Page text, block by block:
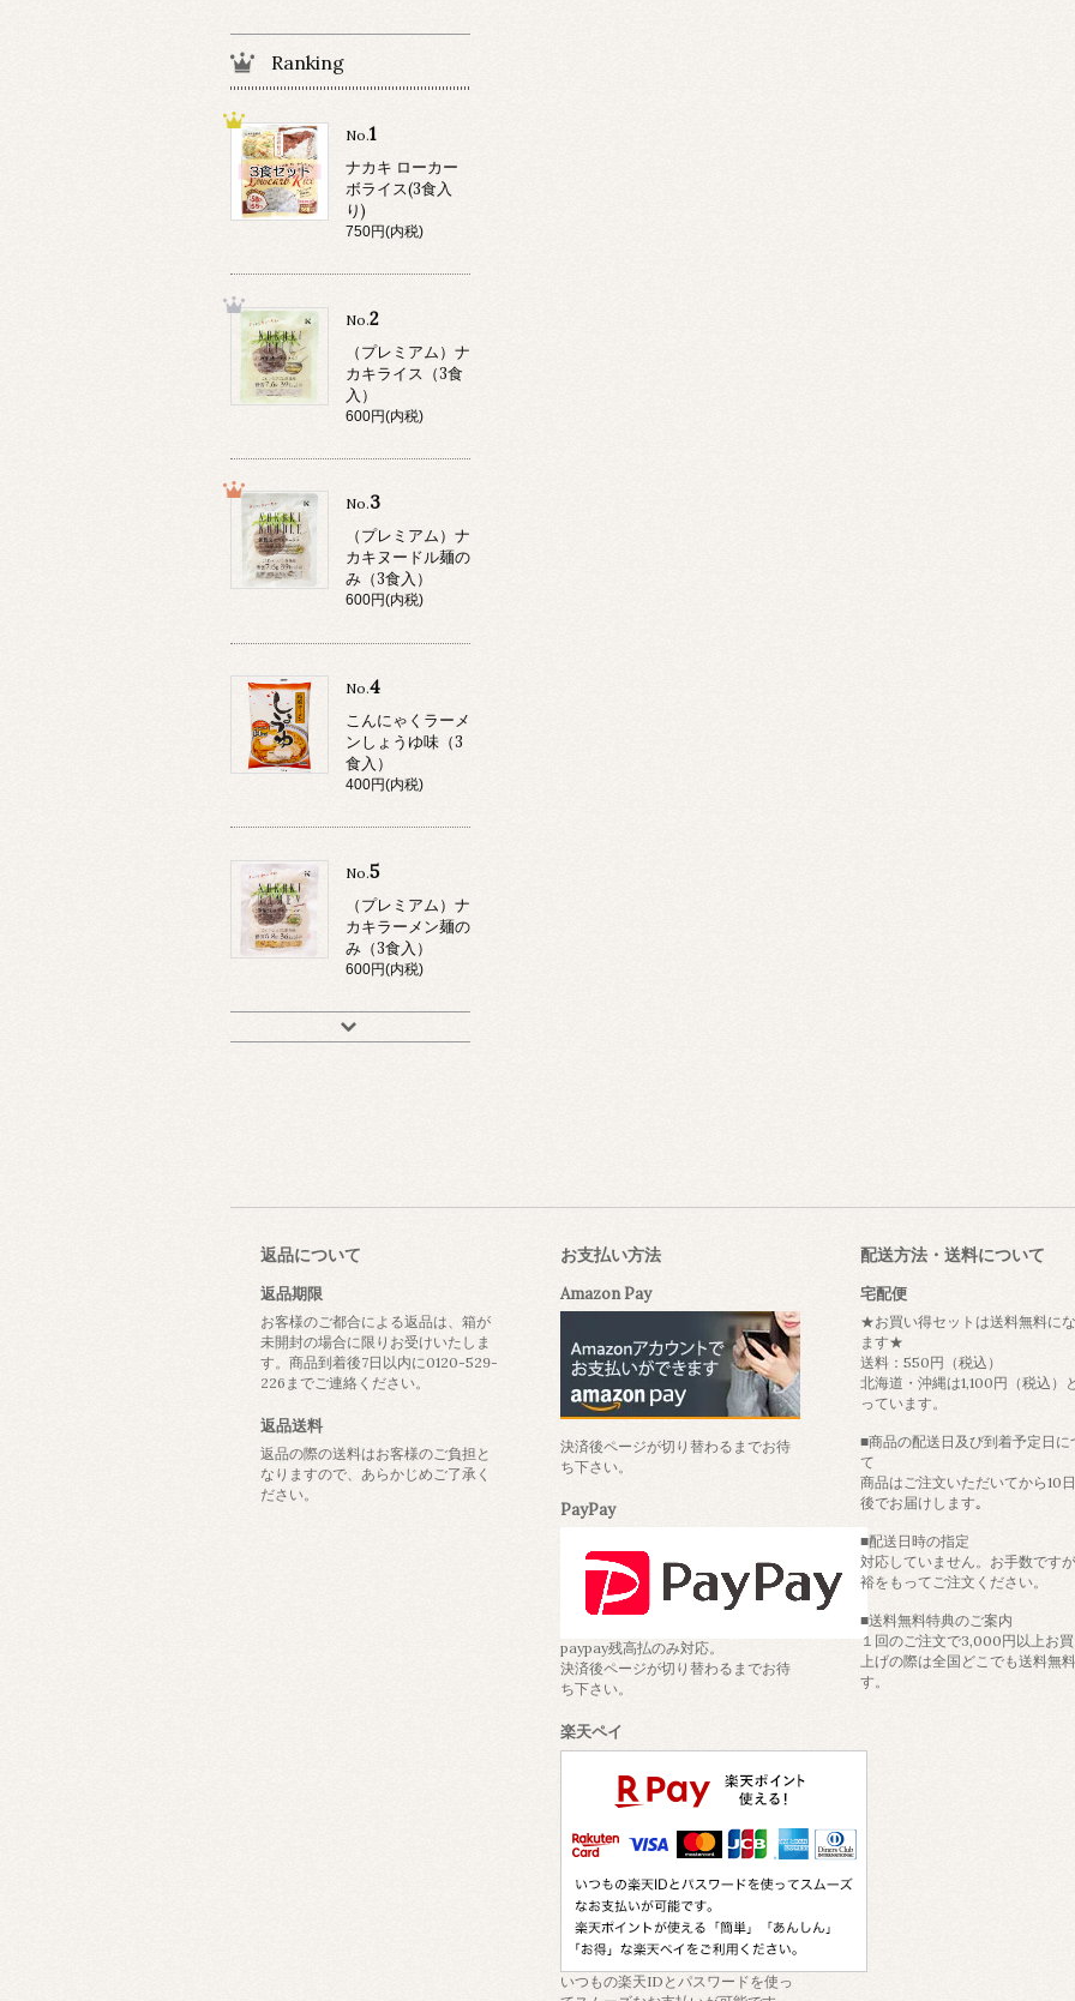
Ranking
No.1
ナカキ ローカー
ボライス(3食入
り)
750円(内税)
No.2
（プレミアム）ナ
カキライス（3食
入）
600円(内税)
No.3
（プレミアム）ナ
カキヌードル麺の
み（3食入）
600円(内税)
No.4
こんにゃくラーメ
ンしょうゆ味（3
食入）
400円(内税)
No.5
（プレミアム）ナ
カキラーメン麺の
み（3食入）
600円(内税)
返品について
返品期限
お客様のご都合による返品は、箱が
未開封の場合に限りお受けいたしま
す。商品到着後7日以内に0120-529-
226までご連絡ください。
返品送料
返品の際の送料はお客様のご負担と
なりますので、あらかじめご了承く
ださい。
お支払い方法
Amazon Pay
決済後ページが切り替わるまでお待
ち下さい。
PayPay
paypay残高払のみ対応。
決済後ページが切り替わるまでお待
ち下さい。
楽天ペイ
いつもの楽天IDとパスワードを使っ
配送方法・送料について
宅配便
★お買い得セットは送料無料に
ます★
送料：550円（税込）
北海道・沖縄は1,100円（税込）
っています。
■商品の配送日及び到着予定日に
て
商品はご注文いただいてから10
後でお届けします｡
■配送日時の指定
対応していません。お手数です
裕をもってご注文ください。
■送料無料特典のご案内
１回のご注文で3,000円以上お
上げの際は全国どこでも送料無
す。